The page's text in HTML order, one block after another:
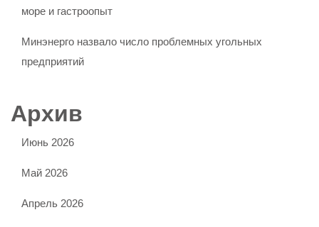
море и гастроопыт
Минэнерго назвало число проблемных угольных
предприятий
Архив
Июнь 2026
Май 2026
Апрель 2026